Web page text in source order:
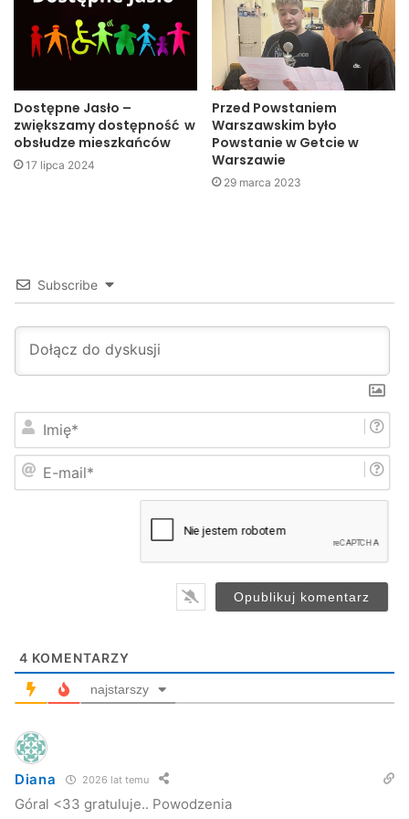
Dostępne Jasło –
zwiększamy dostępność w
obsłudze mieszkańców
17 lipca 2024
Przed Powstaniem
Warszawskim było
Powstanie w Getcie w
Warszawie
29 marca 2023
Subscribe
i
m
4 KOMENTARZY
najstarszy
Diana 2026 lat temu
Góral <33 gratuluje.. Powodzenia